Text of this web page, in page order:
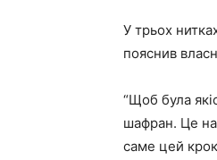
У трьох
пояснив
“Щоб була
шафран. Це
саме цей